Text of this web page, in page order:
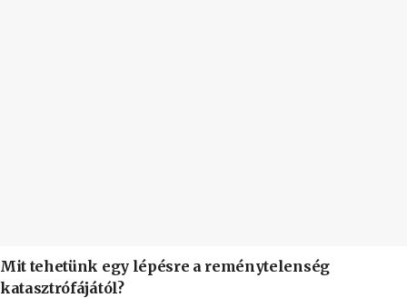
Mit tehetünk egy lépésre a reménytelenség
katasztrófájától?